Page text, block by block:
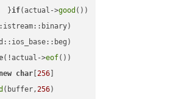
if(actual->good
(!actual->eof
new char[ 256
(buffer,256